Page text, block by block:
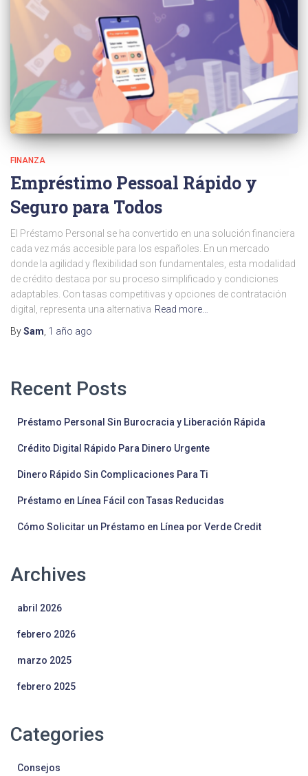
FINANZA
Empréstimo Pessoal Rápido y
Seguro para Todos
El Préstamo Personal se ha convertido en una solución financiera
cada vez más accesible para los españoles. En un mercado
donde la agilidad y flexibilidad son fundamentales, esta modalidad
de crédito destaca por su proceso simplificado y condiciones
adaptables. Con tasas competitivas y opciones de contratación
digital, representa una alternativa Read more…
BySam 1 año ago
Recent Posts
Préstamo Personal Sin Burocracia y Liberación Rápida
Crédito Digital Rápido Para Dinero Urgente
Dinero Rápido Sin Complicaciones Para Ti
Préstamo en Línea Fácil con Tasas Reducidas
Cómo Solicitar un Préstamo en Línea por Verde Credit
Archives
abril 2026
febrero 2026
marzo 2025
febrero 2025
Categories
Consejos